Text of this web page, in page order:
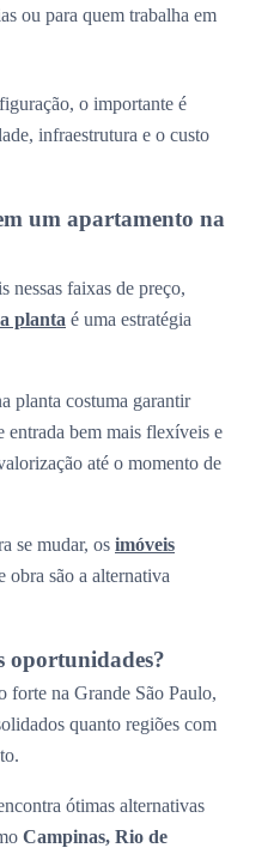
ou para quem trabalha em
o importante é
infraestrutura e o custo
um apartamento na
nessas faixas de preço,
planta é uma estratégia
planta costuma garantir
entrada bem mais flexíveis e
até o momento de
se mudar, os imóveis
obra são a alternativa
oportunidades?
forte na Grande São Paulo,
quanto regiões com
ótimas alternativas
Campinas, Rio de